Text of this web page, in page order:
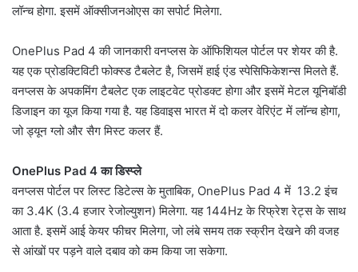
लॉन्च होगा. इसमें ऑक्सीजनओएस का सपोर्ट मिलेगा.
OnePlus Pad 4 की जानकारी वनप्लस के ऑफिशियल पोर्टल पर शेयर की है.
यह एक प्रोडक्टिविटी फोक्स्ड टैबलेट है, जिसमें हाई एंड स्पेसिफिकेशन्स मिलते हैं.
वनप्लस के अपकमिंग टैबलेट एक लाइटवेट प्रोडक्ट होगा और इसमें मेटल यूनिबॉडी
डिजाइन का यूज किया गया है. यह डिवाइस भारत में दो कलर वेरिएंट में लॉन्च होगा,
जो ड्यून ग्लो और सैग मिस्ट कलर हैं.
OnePlus Pad 4 का डिस्प्ले
वनप्लस पोर्टल पर लिस्ट डिटेल्स के मुताबिक, OnePlus Pad 4 में 13.2 इंच
का 3.4K (3.4 हजार रेजोल्युशन) मिलेगा. यह 144Hz के रिफ्रेश रेट्स के साथ
आता है. इसमें आई केयर फीचर मिलेगा, जो लंबे समय तक स्क्रीन देखने की वजह
से आंखों पर पड़ने वाले दबाव को कम किया जा सकेगा.